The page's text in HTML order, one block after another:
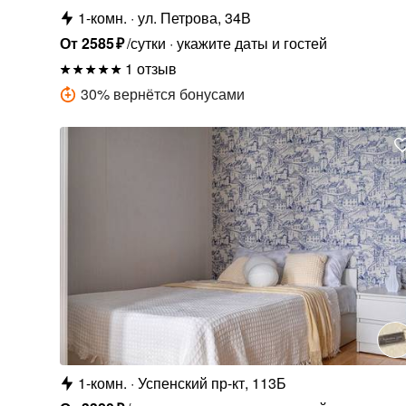
1-комн. ул. Петрова, 34В
От2585₽/сутки укажите даты и гостей
1 отзыв
30% вернётся бонусами
1-комн. Успенский пр-кт, 113Б